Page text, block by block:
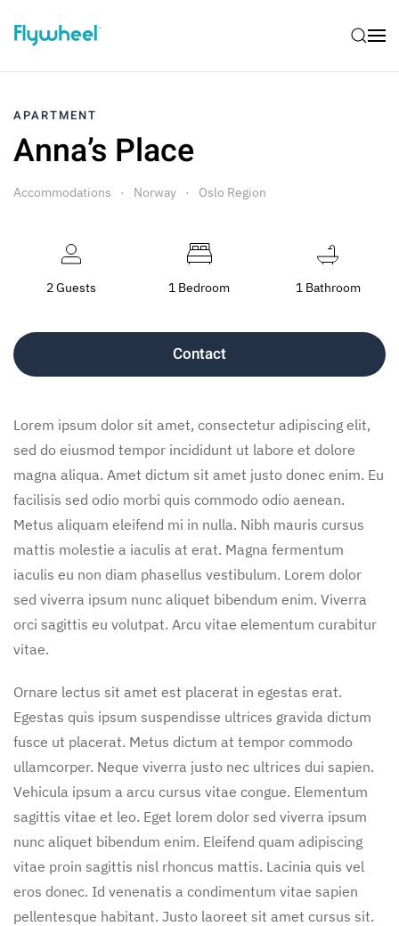
APARTMENT
Anna’s Place
Accommodations Norway Oslo Region
2 Guests 1 Bedroom 1 Bathroom
Contact
Lorem ipsum dolor sit amet, consectetur adipiscing elit,
sed do eiusmod tempor incididunt ut labore et dolore
magna aliqua. Amet dictum sit amet justo donec enim. Eu
facilisis sed odio morbi quis commodo odio aenean.
Metus aliquam eleifend mi in nulla. Nibh mauris cursus
mattis molestie a iaculis at erat. Magna fermentum
iaculis eu non diam phasellus vestibulum. Lorem dolor
sed viverra ipsum nunc aliquet bibendum enim. Viverra
orci sagittis eu volutpat. Arcu vitae elementum curabitur
vitae.
Ornare lectus sit amet est placerat in egestas erat.
Egestas quis ipsum suspendisse ultrices gravida dictum
fusce ut placerat. Metus dictum at tempor commodo
ullamcorper. Neque viverra justo nec ultrices dui sapien.
Vehicula ipsum a arcu cursus vitae congue. Elementum
sagittis vitae et leo. Eget lorem dolor sed viverra ipsum
nunc aliquet bibendum enim. Eleifend quam adipiscing
vitae proin sagittis nisl rhoncus mattis. Lacinia quis vel
eros donec. Id venenatis a condimentum vitae sapien
pellentesque habitant. Justo laoreet sit amet cursus sit.